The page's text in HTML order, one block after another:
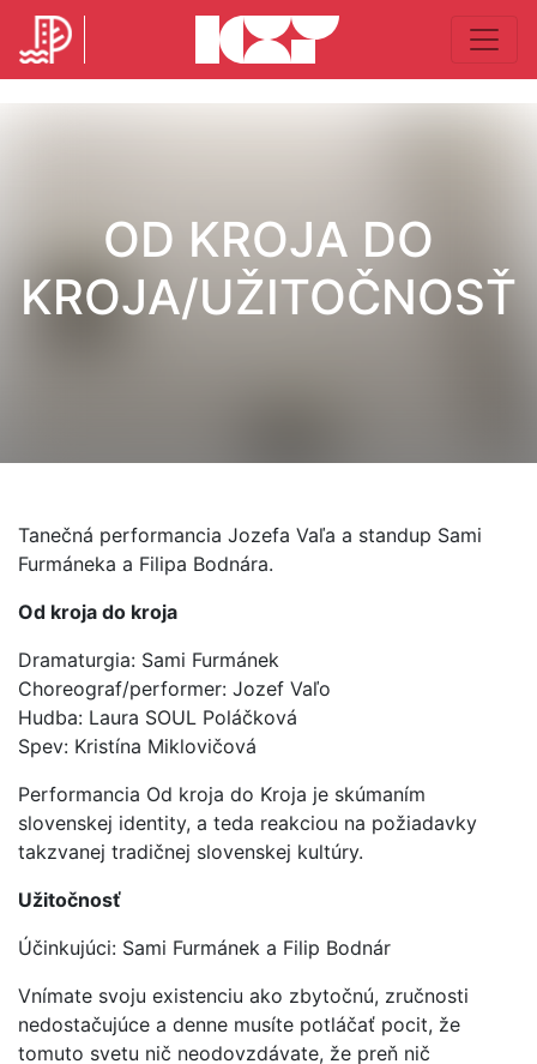
OD KROJA DO
KROJA/UŽITOČNOSŤ
Tanečná performancia Jozefa Vaľa a standup Sami
Furmáneka a Filipa Bodnára.
Od kroja do kroja
Dramaturgia: Sami Furmánek
Choreograf/performer: Jozef Vaľo
Hudba: Laura SOUL Poláčková
Spev: Kristína Miklovičová
Performancia Od kroja do Kroja je skúmaním
slovenskej identity, a teda reakciou na požiadavky
takzvanej tradičnej slovenskej kultúry.
Užitočnosť
Účinkujúci: Sami Furmánek a Filip Bodnár
Vnímate svoju existenciu ako zbytočnú, zručnosti
nedostačujúce a denne musíte potláčať pocit, že
tomuto svetu nič neodovzdávate, že preň nič